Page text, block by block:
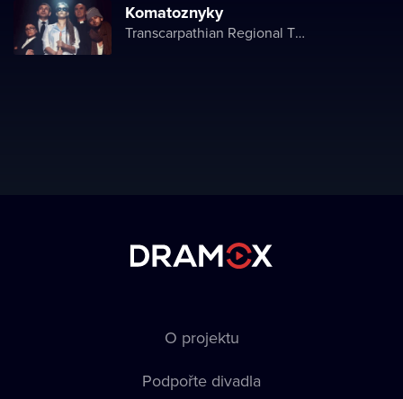
Komatoznyky
Transcarpathian Regional Theater of Drama and Comedy
O projektu
Podpořte divadla